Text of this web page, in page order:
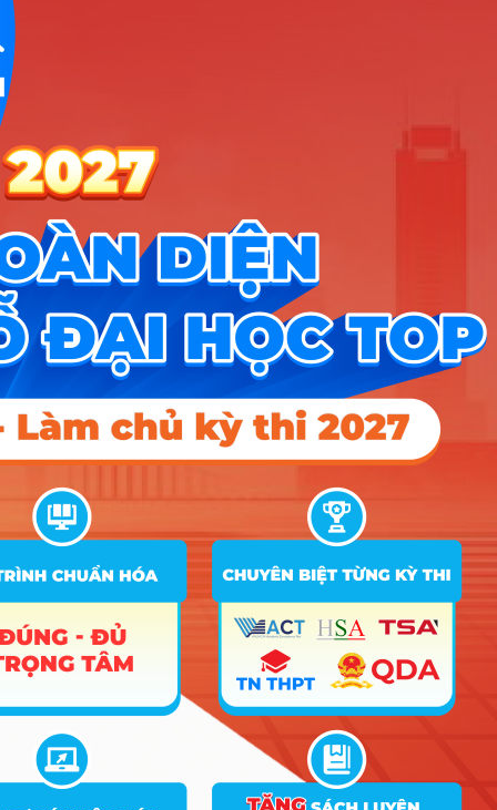
Nhóm Kinh tế - Tài chính Xem chi tiết
Nhóm Khoa học & Công nghệ
2 ngành |
Nhóm KHXH&NV - Luật 2 ngành |Xem chi tiết
Nhóm Ngôn ngữ & Văn hóa 1 ngành |Xem chi tiết
phương tiện
TIN MỚI NHẤT
Tuyển sinh trung cấp công an năm 2026
Học viện Công an Nhân dân điểm chuẩn 2026: Cập nhật mới nhất
Điểm sàn các trường công an năm 2026
CÔNG CỤ TRA CỨU